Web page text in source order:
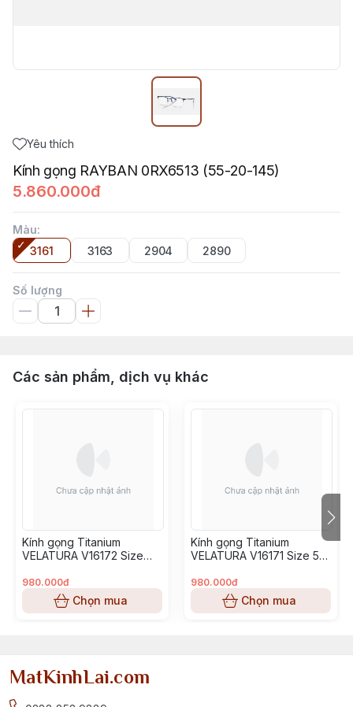
Yêu thích
Kính gọng RAYBAN 0RX6513 (55-20-145)
5.860.000đ
Màu:
3161
3163 2904 2890
Số lượng
Các sản phẩm, dịch vụ khác
Kính gọng Titanium
VELATURA V16172 Size
980.000đ
Chọn mua
Kính gọng Titanium
VELATURA V16171 Size 53-
980.000đ
Chọn mua
MatKinhLai.com